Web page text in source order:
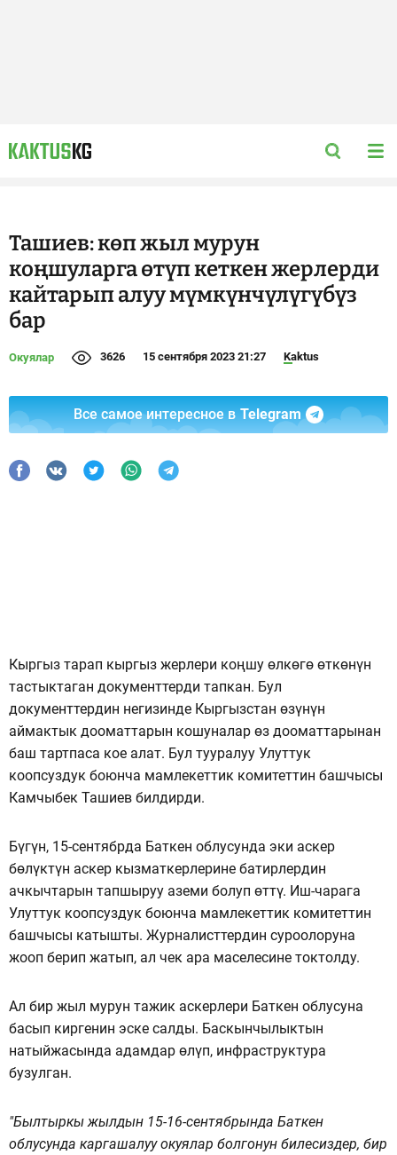
Ташиев: көп жыл мурун
коңшуларга өтүп кеткен жерлерди
кайтарып алуу мүмкүнчүлүгүбүз
бар
Окуялар 3626 15 сентября 2023 21:27 Kaktus
Все самое интересное в Telegram
Кыргыз тарап кыргыз жерлери коңшу өлкөгө өткөнүн
тастыктаган документтерди тапкан. Бул
документтердин негизинде Кыргызстан өзүнүн
аймактык дооматтарын кошуналар өз дооматтарынан
баш тартпаса кое алат. Бул тууралуу Улуттук
коопсуздук боюнча мамлекеттик комитеттин башчысы
Камчыбек Ташиев билдирди.
Бүгүн, 15-сентябрда Баткен облусунда эки аскер
бөлүктүн аскер кызматкерлерине батирлердин
ачкычтарын тапшыруу аземи болуп өттү. Иш-чарага
Улуттук коопсуздук боюнча мамлекеттик комитеттин
башчысы катышты. Журналисттердин суроолоруна
жооп берип жатып, ал чек ара маселесине токтолду.
Ал бир жыл мурун тажик аскерлери Баткен облусуна
басып киргенин эске салды. Баскынчылыктын
натыйжасында адамдар өлүп, инфраструктура
бузулган.
"Былтыркы жылдын 15-16-сентябрында Баткен
облусунда каргашалуу окуялар болгонун билесиздер, бир